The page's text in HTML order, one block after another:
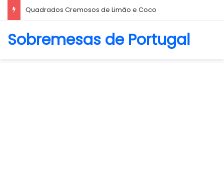
Quadrados Cremosos de Limão e Coco
Sobremesas de Portugal